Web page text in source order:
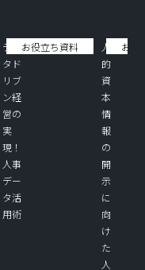
デー
タド
リブ
ン経
営の
実
現！
人事
デー
タ活
用術
お役立ち資料
人
的
資
本
情
報
の
開
示
に
向
け
た
人
お役